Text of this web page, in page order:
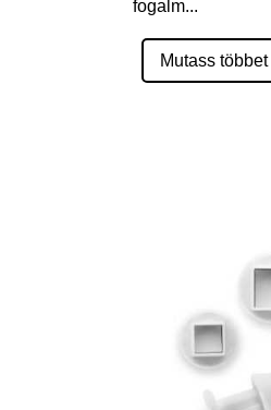
fogalm...
Mutass többet